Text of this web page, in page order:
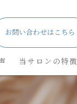
お問い合わせはこちら
当サロンの特徴
サロン